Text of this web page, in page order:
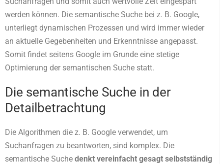
werden können. Die semantische Suche bei z. B. Google,
unterliegt dynamischen Prozessen und wird immer wieder
an aktuelle Gegebenheiten und Erkenntnisse angepasst.
Somit findet seitens Google im Grunde eine stetige
Optimierung der semantischen Suche statt.
Die semantische Suche in der
Detailbetrachtung
Die Algorithmen die z. B. Google verwendet, um
Suchanfragen zu beantworten, sind komplex. Die
semantische Suche denkt vereinfacht gesagt selbstständig